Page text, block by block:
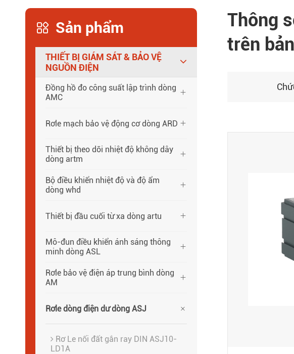
 Sản phẩm
THIẾT BỊ GIÁM SÁT & BẢO VỆ
NGUỒN ĐIỆN
Đồng hồ đo công suất lập trình dòng
AMC

Rơle mạch bảo vệ động cơ dòng ARD 
Thiết bị theo dõi nhiệt độ không dây
dòng artm

Bộ điều khiển nhiệt độ và độ ẩm
dòng whd

Thiết bị đầu cuối từ xa dòng artu 
Mô-đun điều khiển ánh sáng thông
minh dòng ASL

Rơle bảo vệ điện áp trung bình dòng
AM

Rơle dòng điện dư dòng ASJ 
Rơ Le nối đất gắn ray DIN ASJ10-
LD1A
Thông
trên